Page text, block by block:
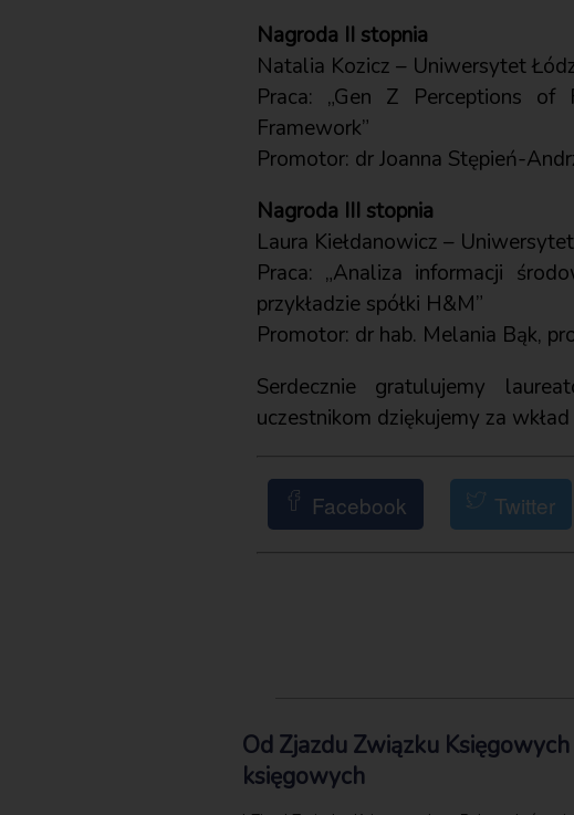
Nagroda II stopnia
Natalia Kozicz – Uniwersytet
Praca: „Gen Z Perceptions
Framework”
Promotor: dr Joanna Stępień-
Nagroda III stopnia
Laura Kiełdanowicz –
Praca: „Analiza informacji
przykładzie spółki H&M”
Promotor: dr hab. Melania Bąk,
Serdecznie gratulujemy
uczestnikom dziękujemy za
Facebook Twitter
Od Zjazdu Związku
księgowych